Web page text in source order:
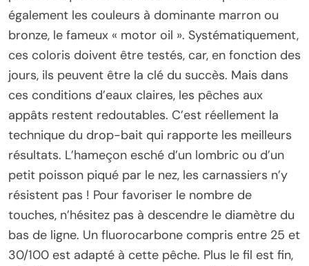
également les couleurs à dominante marron ou
bronze, le fameux « motor oil ». Systématiquement,
ces coloris doivent être testés, car, en fonction des
jours, ils peuvent être la clé du succès. Mais dans
ces conditions d’eaux claires, les pêches aux
appâts restent redoutables. C’est réellement la
technique du drop-bait qui rapporte les meilleurs
résultats. L’hameçon esché d’un lombric ou d’un
petit poisson piqué par le nez, les carnassiers n’y
résistent pas ! Pour favoriser le nombre de
touches, n’hésitez pas à descendre le diamètre du
bas de ligne. Un fluorocarbone compris entre 25 et
30/100 est adapté à cette pêche. Plus le fil est fin,